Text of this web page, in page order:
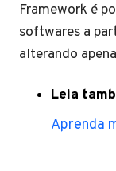
Framework é
softwares a
alterando
Leia
Aprenda